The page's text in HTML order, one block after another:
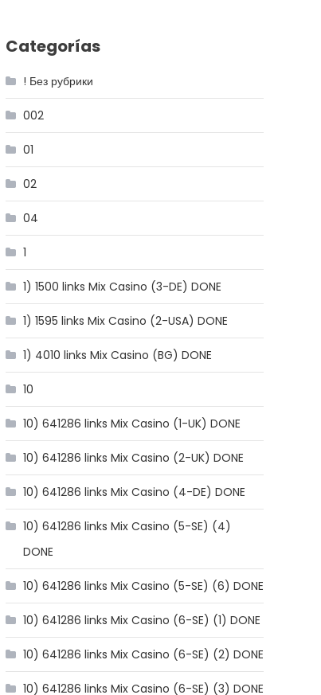
Categorías
! Без рубрики
002
01
02
04
1
1) 1500 links Mix Casino (3-DE) DONE
1) 1595 links Mix Casino (2-USA) DONE
1) 4010 links Mix Casino (BG) DONE
10
10) 641286 links Mix Casino (1-UK) DONE
10) 641286 links Mix Casino (2-UK) DONE
10) 641286 links Mix Casino (4-DE) DONE
10) 641286 links Mix Casino (5-SE) (4)
DONE
10) 641286 links Mix Casino (5-SE) (6) DONE
10) 641286 links Mix Casino (6-SE) (1) DONE
10) 641286 links Mix Casino (6-SE) (2) DONE
10) 641286 links Mix Casino (6-SE) (3) DONE